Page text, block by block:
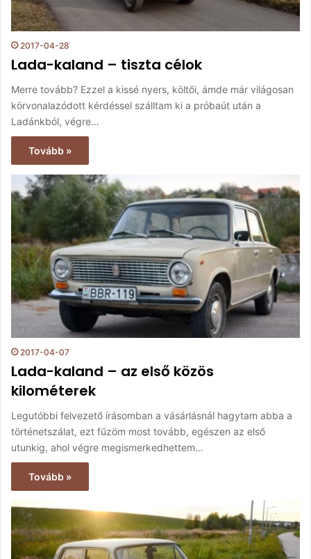
2017-04-28
Lada-kaland – tiszta célok
Merre tovább? Ezzel a kissé nyers, költői, ámde már világosan
körvonalazódott kérdéssel szálltam ki a próbaút után a
Ladánkból, végre…
Tovább »
2017-04-07
Lada-kaland – az első közös
kilométerek
Legutóbbi felvezető írásomban a vásárlásnál hagytam abba a
történetszálat, ezt fűzöm most tovább, egészen az első
utunkig, ahol végre megismerkedhettem…
Tovább »